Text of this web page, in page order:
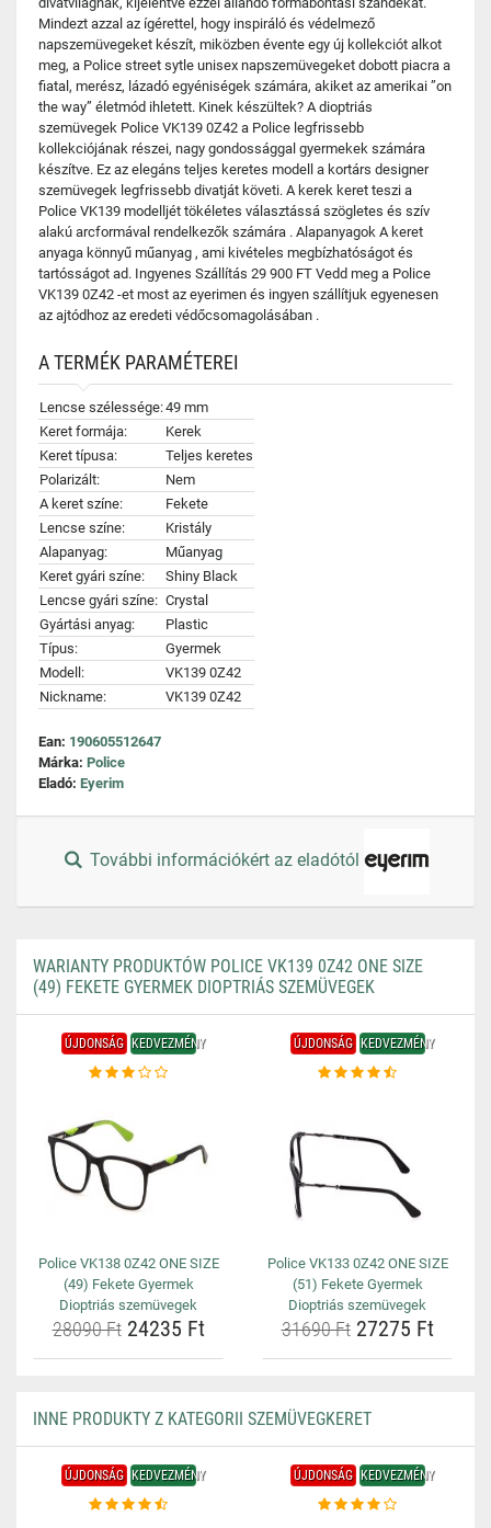
Mindezt azzal az ígérettel, hogy inspiráló és védelmező
napszemüvegeket készít, miközben évente egy új kollekciót alkot
meg, a Police street sytle unisex napszemüvegeket dobott piacra a
fiatal, merész, lázadó egyéniségek számára, akiket az amerikai ”on
the way” életmód ihletett. Kinek készültek? A dioptriás
szemüvegek Police VK139 0Z42 a Police legfrissebb
kollekciójának részei, nagy gondossággal gyermekek számára
készítve. Ez az elegáns teljes keretes modell a kortárs designer
szemüvegek legfrissebb divatját követi. A kerek keret teszi a
Police VK139 modelljét tökéletes választássá szögletes és szív
alakú arcformával rendelkezők számára . Alapanyagok A keret
anyaga könnyű műanyag , ami kivételes megbízhatóságot és
tartósságot ad. Ingyenes Szállítás 29 900 FT Vedd meg a Police
VK139 0Z42 -et most az eyerimen és ingyen szállítjuk egyenesen
az ajtódhoz az eredeti védőcsomagolásában .
A TERMÉK PARAMÉTEREI
Lencse szélessége:49 mm
Keret formája:
Kerek
Keret típusa:
Teljes keretes
Polarizált:
Nem
A keret színe:
Fekete
Lencse színe:
Kristály
Alapanyag:
Műanyag
Keret gyári színe:
Shiny Black
Lencse gyári színe: Crystal
Gyártási anyag:
Plastic
Típus:
Gyermek
Modell:
VK139 0Z42
Nickname:
VK139 0Z42
Ean: 190605512647
Márka: Police
Eladó: Eyerim
További információkért az eladótól
WARIANTY PRODUKTÓW POLICE VK139 0Z42 ONE SIZE
(49) FEKETE GYERMEK DIOPTRIÁS SZEMÜVEGEK
ÚJDONSÁG KEDVEZMÉNY
Police VK138 0Z42 ONE SIZE
(49) Fekete Gyermek
Dioptriás szemüvegek
28090 Ft24235 Ft
ÚJDONSÁG KEDVEZMÉNY
Police VK133 0Z42 ONE SIZE
(51) Fekete Gyermek
Dioptriás szemüvegek
31690 Ft27275 Ft
INNE PRODUKTY Z KATEGORII SZEMÜVEGKERET
ÚJDONSÁG KEDVEZMÉNY ÚJDONSÁG KEDVEZMÉNY